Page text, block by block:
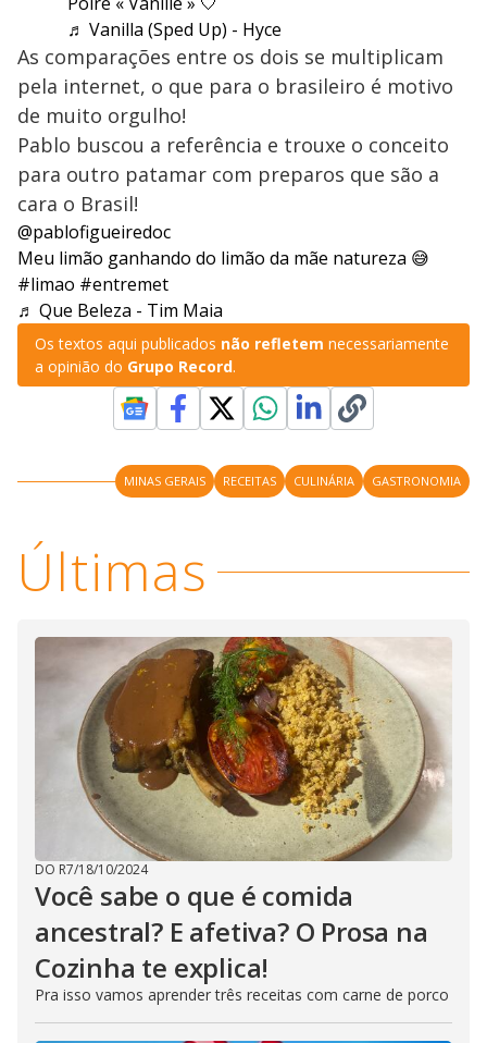
♬ Vanilla (Sped Up) - Hyce
As comparações entre os dois se multiplicam
pela internet, o que para o brasileiro é motivo
de muito orgulho!
Pablo buscou a referência e trouxe o conceito
para outro patamar com preparos que são a
cara o Brasil!
@pablofigueiredoc
Meu limão ganhando do limão da mãe natureza 😅
#limao #entremet
♬ Que Beleza - Tim Maia
Os textos aqui publicados não refletem necessariamente
a opinião do Grupo Record.
MINAS GERAIS RECEITAS CULINÁRIA GASTRONOMIA
Últimas
DO R7/18/10/2024
Você sabe o que é comida
ancestral? E afetiva? O Prosa na
Cozinha te explica!
Pra isso vamos aprender três receitas com carne de porco